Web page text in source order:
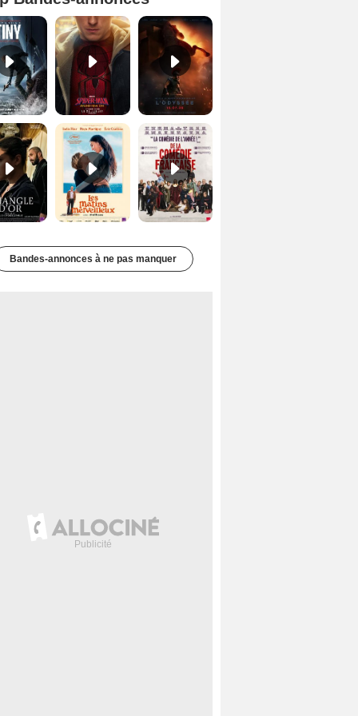
Mutiny Bande-annonce VO STFR Spider-Man: Brand New Day Bande-annonce VO STFR
Le Triangle d'or Bande-annonce VF De la Comédie-Française Teaser VF
Bandes-annonces à ne pas manquer